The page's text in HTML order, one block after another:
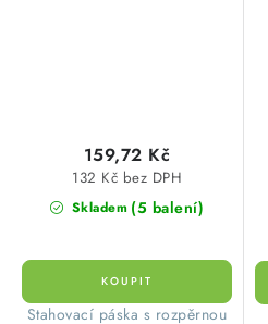
Skladem (5 balení)
132 Kč bez DPH
159,72 Kč
Stahovací páska s rozpěrnou